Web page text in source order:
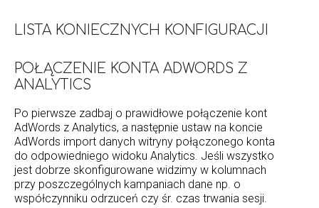
LISTA KONIECZNYCH KONFIGURACJI
POŁĄCZENIE KONTA ADWORDS Z
ANALYTICS
Po pierwsze zadbaj o prawidłowe połączenie kont
AdWords z Analytics, a następnie ustaw na koncie
AdWords import danych witryny połączonego konta
do odpowiedniego widoku Analytics. Jeśli wszystko
jest dobrze skonfigurowane widzimy w kolumnach
przy poszczególnych kampaniach dane np. o
współczynniku odrzuceń czy śr. czas trwania sesji.